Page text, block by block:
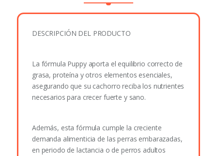
DESCRIPCIÓN DEL PRODUCTO
La fórmula Puppy aporta el equilibrio correcto de
grasa, proteína y otros elementos esenciales,
asegurando que su cachorro reciba los nutrientes
necesarios para crecer fuerte y sano.
Además, esta fórmula cumple la creciente
demanda alimenticia de las perras embarazadas,
en periodo de lactancia o de perros adultos